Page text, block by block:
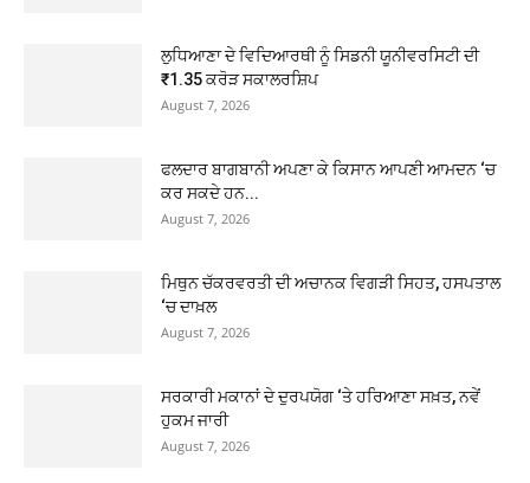
ਲੁਧਿਆਣਾ ਦੇ ਵਿਦਿਆਰਥੀ ਨੂੰ ਸਿਡਨੀ ਯੂਨੀਵਰਸਿਟੀ ਦੀ
₹1.35 ਕਰੋੜ ਸਕਾਲਰਸ਼ਿਪ
August 7, 2026
ਫਲਦਾਰ ਬਾਗਬਾਨੀ ਅਪਣਾ ਕੇ ਕਿਸਾਨ ਆਪਣੀ ਆਮਦਨ ‘ਚ
ਕਰ ਸਕਦੇ ਹਨ...
August 7, 2026
ਮਿਥੁਨ ਚੱਕਰਵਰਤੀ ਦੀ ਅਚਾਨਕ ਵਿਗੜੀ ਸਿਹਤ, ਹਸਪਤਾਲ
‘ਚ ਦਾਖ਼ਲ
August 7, 2026
ਸਰਕਾਰੀ ਮਕਾਨਾਂ ਦੇ ਦੁਰਪਯੋਗ ‘ਤੇ ਹਰਿਆਣਾ ਸਖ਼ਤ, ਨਵੇਂ
ਹੁਕਮ ਜਾਰੀ
August 7, 2026